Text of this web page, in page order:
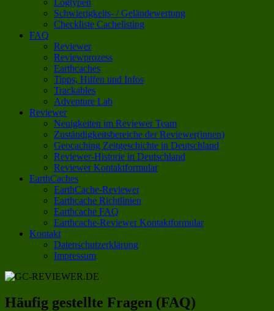
Logtypen
Schwierigkeits- / Geländewertung
Checkliste Cachelisting
FAQ
Reviewer
Reviewprozess
Earthcaches
Tipps, Hilfen und Infos
Trackables
Adventure Lab
Reviewer
Neuigkeiten im Reviewer Team
Zuständigkeitsbereiche der Reviewer(innen)
Geocaching Zeitgeschichte in Deutschland
Reviewer-Historie in Deutschland
Reviewer Kontaktformular
EarthCaches
EarthCache-Reviewer
Earthcache Richtlinien
Earthcache FAQ
Earthcache-Reviewer Kontaktformular
Kontakt
Datenschutzerklärung
Impressum
Häufig gestellte Fragen (FAQ)